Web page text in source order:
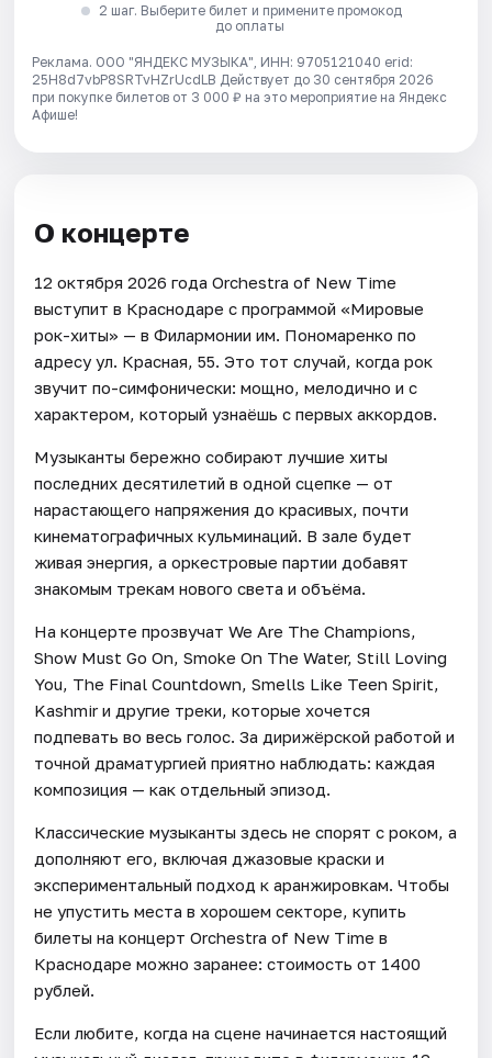
2 шаг. Выберите билет и примените промокод
до оплаты
Реклама. ООО "ЯНДЕКС МУЗЫКА", ИНН: 9705121040 erid:
25H8d7vbP8SRTvHZrUcdLB Действует до 30 сентября 2026
при покупке билетов от 3 000 ₽ на это мероприятие на Яндекс
Афише!
О концерте
12 октября 2026 года Orchestra of New Time
выступит в Краснодаре с программой «Мировые
рок-хиты» — в Филармонии им. Пономаренко по
адресу ул. Красная, 55. Это тот случай, когда рок
звучит по-симфонически: мощно, мелодично и с
характером, который узнаёшь с первых аккордов.
Музыканты бережно собирают лучшие хиты
последних десятилетий в одной сцепке — от
нарастающего напряжения до красивых, почти
кинематографичных кульминаций. В зале будет
живая энергия, а оркестровые партии добавят
знакомым трекам нового света и объёма.
На концерте прозвучат We Are The Champions,
Show Must Go On, Smoke On The Water, Still Loving
You, The Final Countdown, Smells Like Teen Spirit,
Kashmir и другие треки, которые хочется
подпевать во весь голос. За дирижёрской работой и
точной драматургией приятно наблюдать: каждая
композиция — как отдельный эпизод.
Классические музыканты здесь не спорят с роком, а
дополняют его, включая джазовые краски и
экспериментальный подход к аранжировкам. Чтобы
не упустить места в хорошем секторе, купить
билеты на концерт Orchestra of New Time в
Краснодаре можно заранее: стоимость от 1400
рублей.
Если любите, когда на сцене начинается настоящий